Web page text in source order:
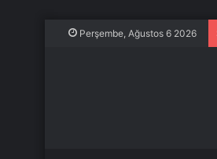
Perşembe, Ağustos 6 2026